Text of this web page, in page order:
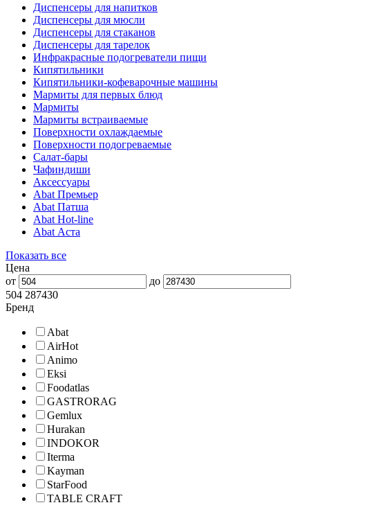
Диспенсеры для напитков
Диспенсеры для мюсли
Диспенсеры для стаканов
Диспенсеры для тарелок
Инфракрасные подогреватели пищи
Кипятильники
Кипятильники-кофеварочные машины
Мармиты для первых блюд
Мармиты
Мармиты встраиваемые
Поверхности охлаждаемые
Поверхности подогреваемые
Салат-бары
Чафиндиши
Аксессуары
Abat Премьер
Abat Патша
Abat Hot-line
Abat Аста
Показать все
Цена
от
до
504 287430
Бренд
Abat
AirHot
Animo
Eksi
Foodatlas
GASTRORAG
Gemlux
Hurakan
INDOKOR
Iterma
Kayman
StarFood
TABLE CRAFT